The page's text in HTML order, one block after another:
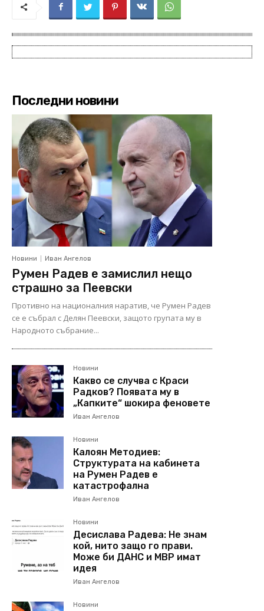
Последни новини
Новини Иван Ангелов
Румен Радев е замислил нещо
страшно за Пеевски
Противно на националния наратив, че Румен Радев
се е събрал с Делян Пеевски, защото групата му в
Народното събрание...
Новини
Какво се случва с Краси
Радков? Появата му в
„Капките“ шокира феновете
Иван Ангелов
Новини
Калоян Методиев:
Структурата на кабинета
на Румен Радев е
катастрофална
Иван Ангелов
Новини
Десислава Радева: Не знам
кой, нито защо го прави.
Може би ДАНС и МВР имат
идея
Иван Ангелов
Новини